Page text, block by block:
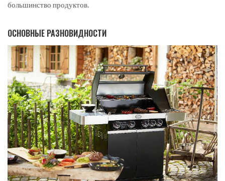
большинство продуктов.
ОСНОВНЫЕ РАЗНОВИДНОСТИ